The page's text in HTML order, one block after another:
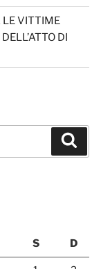
LE VITTIME
DI
S D